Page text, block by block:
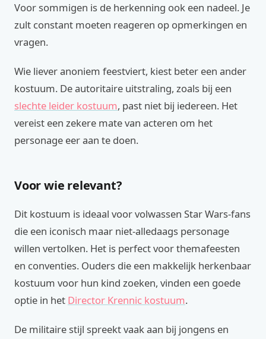
Voor sommigen is de herkenning ook een nadeel. Je
zult constant moeten reageren op opmerkingen en
vragen.
Wie liever anoniem feestviert, kiest beter een ander
kostuum. De autoritaire uitstraling, zoals bij een
slechte leider kostuum, past niet bij iedereen. Het
vereist een zekere mate van acteren om het
personage eer aan te doen.
Voor wie relevant?
Dit kostuum is ideaal voor volwassen Star Wars-fans
die een iconisch maar niet-alledaags personage
willen vertolken. Het is perfect voor themafeesten
en conventies. Ouders die een makkelijk herkenbaar
kostuum voor hun kind zoeken, vinden een goede
optie in het Director Krennic kostuum.
De militaire stijl spreekt vaak aan bij jongens en